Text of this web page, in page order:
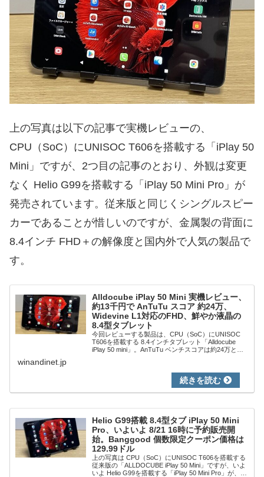
上の写真は以下の記事で実機レビューの、
CPU（SoC）にUNISOC T606を搭載する「iPlay 50
Mini」ですが、2つ目の記事のとおり、外観は変更
なく Helio G99を搭載する「iPlay 50 Mini Pro」が
発売されています。従来版と同じくシングルスピー
カーであることが惜しいのですが、金属製の背面に
8.4インチ FHD＋の解像度と国内外で人気の製品で
す。
Alldocube iPlay 50 Mini 実機レビュー、
約13千円で AnTuTu スコア 約24万、
Widevine L1対応のFHD、鮮やか液晶の
8.4型タブレット
今回レビューする製品は、CPU（SoC）にUNISOC
T606を搭載する 8.4インチタブレット「Alldocube
iPlay 50 mini」。AnTuTu ベンチスコアは約24万とな
winandinet.jp
Helio G99搭載 8.4型タブ iPlay 50 Mini
Pro、いよいよ 8/21 16時に予約販売開
始。Banggood 個数限定クーポン価格は
129.99ドル
上の写真は CPU（SoC）にUNISOC T606を搭載する
従来版の「ALLDOCUBE iPlay 50 Mini」ですが、いよ
いよ Helio G99を搭載する「iPlay 50 Mini Pro」が、